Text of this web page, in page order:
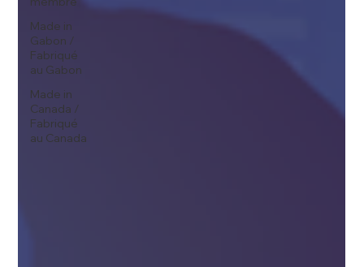
Made in
Gabon /
Fabriqué
au Gabon
Made in
Canada /
Fabriqué
au Canada